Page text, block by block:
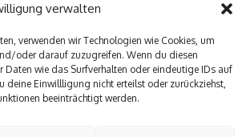
verwalten
verwenden wir Technologien wie Cookies, um
oder darauf zuzugreifen. Wenn du diesen
Daten wie das Surfverhalten oder eindeutige IDs auf
deine Einwillligung nicht erteilst oder zurückziehst,
beeinträchtigt werden.